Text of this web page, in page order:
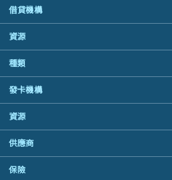
私人貸款比較
稅季/稅務貸款
網上貸款
結餘轉戶(清卡數貸款)
銀行貸款
財務公司貸款
免TU貸款
急借錢
業主貸款
汽車貸款
緊急貸款比較
借貸機構
BEA 東亞銀行
BOC 中國銀行
Cashing Pro 優尚信貸
CCB(Asia) 中國建設銀行 (亞洲)
Citibank 花旗銀行
CNCBI 信銀國際
DBS 星展銀行
DSB 大新銀行
Fubon 富邦銀行
資源
如何申請個人貸款
如何管理個人貸款
個人貸款有用資訊
清卡數貸款教學
循環貸款教學
個人化貸款產品推介 🔥全新
供樓利息扣稅
種類
網購優惠
精選外幣網購信用卡
尊尚信用卡
公司信用卡
電子錢包信用卡
日本遊信用卡攻略
發卡機構
Citibank花旗銀行
AE美國運通
DBS星展銀行
HSBC滙豐銀行
Mox
資源
Black Friday優惠
淘寶付款方式
一田購物優惠日
供應商
八達通自動增值信用卡
保險